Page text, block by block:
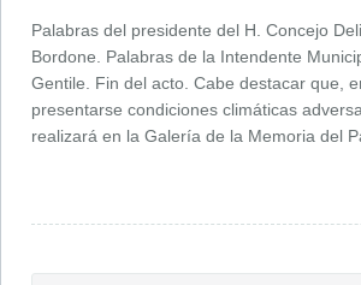
Palabras del presidente del H. Concejo
Bordone. Palabras de la Intendente
Gentile. Fin del acto. Cabe destacar que,
presentarse condiciones climáticas
realizará en la Galería de la Memoria del